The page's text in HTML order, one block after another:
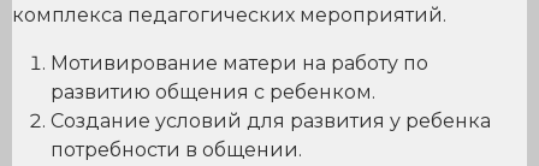
комплекса педагогических мероприятий.
Мотивирование матери на работу по
развитию общения с ребенком.
Создание условий для развития у ребенка
потребности в общении.